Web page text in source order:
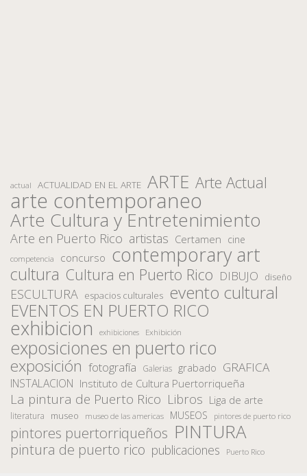
actual ACTUALIDAD EN EL ARTE ARTE Arte Actual
arte contemporaneo
Arte Cultura y Entretenimiento
Arte en Puerto Rico artistas Certamen cine
competencia concurso contemporary art
cultura Cultura en Puerto Rico DIBUJO diseño
ESCULTURA espacios culturales evento cultural
EVENTOS EN PUERTO RICO
exhibicion exhibiciones Exhibición
exposiciones en puerto rico
exposición fotografía Galerias grabado GRAFICA
INSTALACION Instituto de Cultura Puertorriqueña
La pintura de Puerto Rico Libros Liga de arte
literatura museo museo de las americas MUSEOS pintores de puerto rico
pintores puertorriqueños PINTURA
pintura de puerto rico publicaciones Puerto Rico